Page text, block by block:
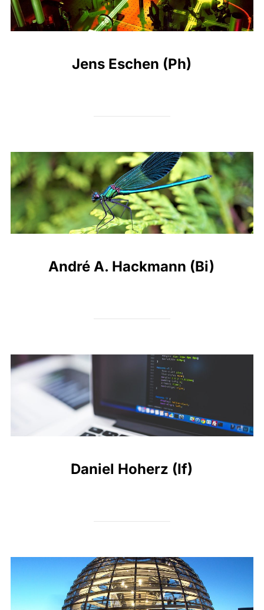
Jens Eschen (Ph)
André A. Hackmann (Bi)
Daniel Hoherz (If)